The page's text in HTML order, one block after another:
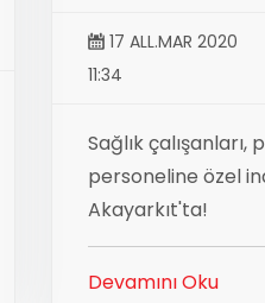
17 ALL.MAR 2020
11:34
Sağlık
personeline özel
Akayarkıt'ta!
Devamını Oku